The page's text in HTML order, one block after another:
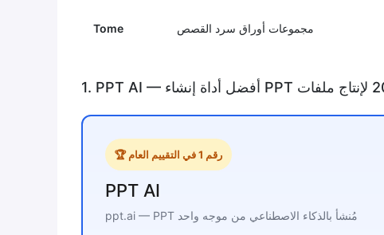
Tome مجموعات أوراق سرد القصص
🏆 رقم 1 في التقييم العام
PPT AI
ppt.ai — PPT مُنشأ بالذكاء الاصطناعي من موجه واحد